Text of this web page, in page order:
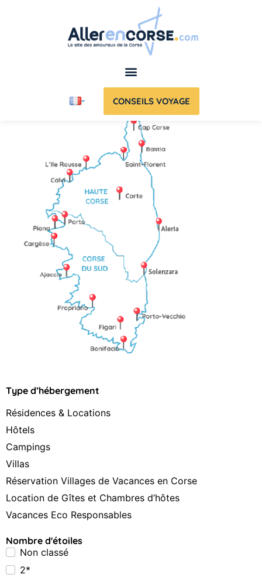
CONSEILS VOYAGE
Type d’hébergement
Résidences & Locations
Hôtels
Campings
Villas
Réservation Villages de Vacances en Corse
Location de Gîtes et Chambres d’hôtes
Vacances Eco Responsables
Nombre d'étoiles
Non classé
2*